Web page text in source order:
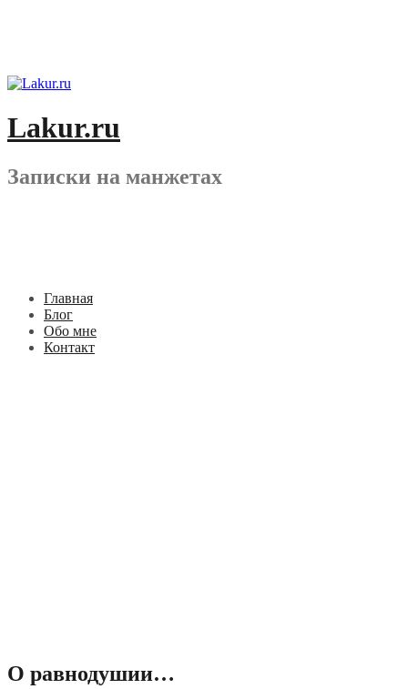
Lakur.ru
Записки на манжетах
Главная
Блог
Обо мне
Контакт
О равнодушии…